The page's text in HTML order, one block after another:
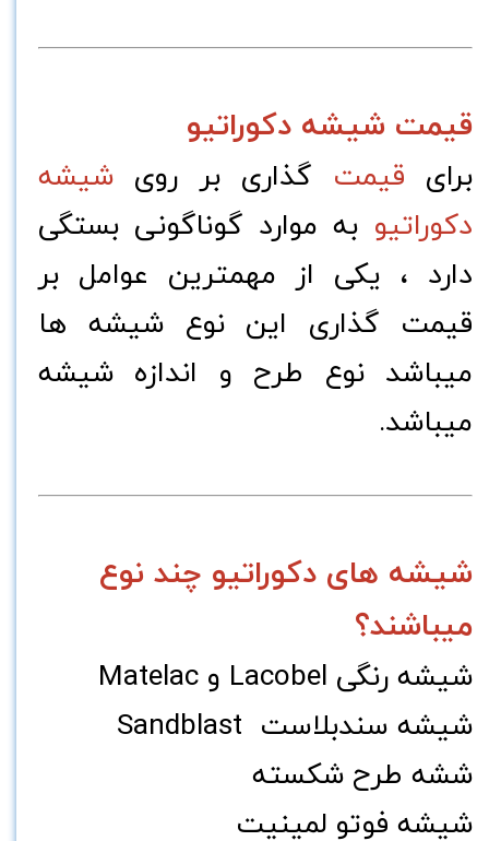
قیمت شیشه دکوراتیو
برای قیمت گذاری بر روی شیشه
دکوراتیو به موارد گوناگونی بستگی
دارد ، یکی از مهمترین عوامل بر
قیمت گذاری این نوع شیشه ها
میباشد نوع طرح و اندازه شیشه
میباشد.
شیشه های دکوراتیو چند نوع
میباشند؟
شیشه رنگی Lacobel و Matelac
شیشه سندبلاست Sandblast
ششه طرح شکسته
شیشه فوتو لمینیت